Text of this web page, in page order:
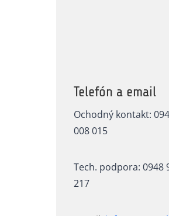
Telefón a email
Ochodný kontakt:
008 015
Tech. podpora: 0948
217